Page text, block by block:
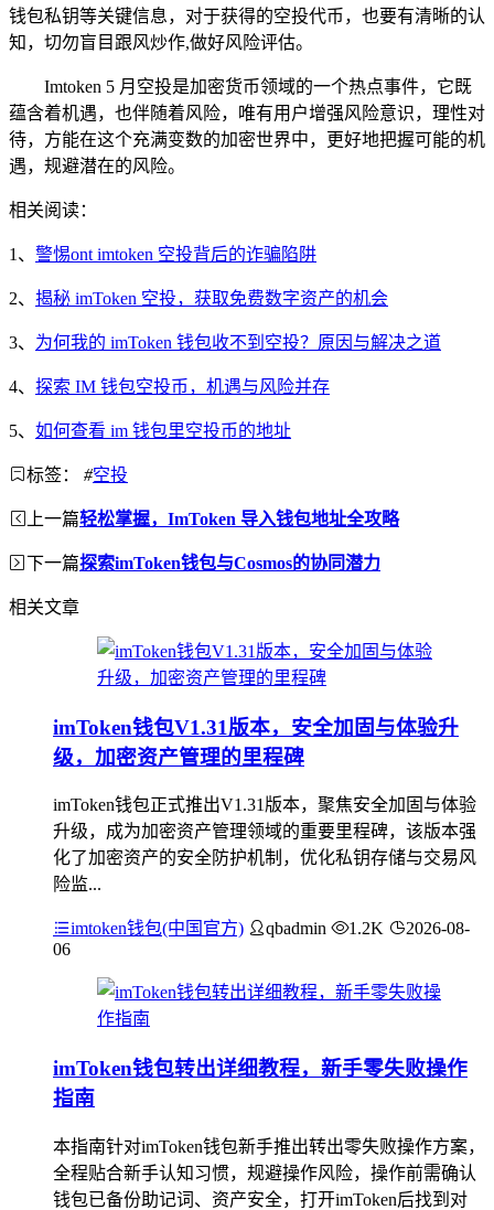
钱包私钥等关键信息，对于获得的空投代币，也要有清晰的认
知，切勿盲目跟风炒作,做好风险评估。
Imtoken 5 月空投是加密货币领域的一个热点事件，它既
蕴含着机遇，也伴随着风险，唯有用户增强风险意识，理性对
待，方能在这个充满变数的加密世界中，更好地把握可能的机
遇，规避潜在的风险。
相关阅读：
1、 警惕ont imtoken 空投背后的诈骗陷阱
2、 揭秘 imToken 空投，获取免费数字资产的机会
3、 为何我的 imToken 钱包收不到空投？原因与解决之道
4、 探索 IM 钱包空投币，机遇与风险并存
5、 如何查看 im 钱包里空投币的地址
标签： #空投
上一篇轻松掌握，ImToken 导入钱包地址全攻略
下一篇探索imToken钱包与Cosmos的协同潜力
相关文章
imToken钱包V1.31版本，安全加固与体验升
级，加密资产管理的里程碑
imToken钱包正式推出V1.31版本，聚焦安全加固与体验
升级，成为加密资产管理领域的重要里程碑，该版本强
化了加密资产的安全防护机制，优化私钥存储与交易风
险监...
imtoken钱包(中国官方) qbadmin 1.2K
2026-08-
06
imToken钱包转出详细教程，新手零失败操作
指南
本指南针对imToken钱包新手推出转出零失败操作方案，
全程贴合新手认知习惯，规避操作风险，操作前需确认
钱包已备份助记词、资产安全，打开imToken后找到对